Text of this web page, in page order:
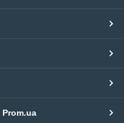
Prom.ua